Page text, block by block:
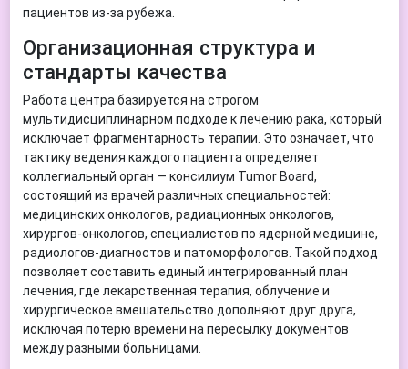
пациентов из-за рубежа.
Организационная структура и
стандарты качества
Работа центра базируется на строгом
мультидисциплинарном подходе к лечению рака, который
исключает фрагментарность терапии. Это означает, что
тактику ведения каждого пациента определяет
коллегиальный орган — консилиум Tumor Board,
состоящий из врачей различных специальностей:
медицинских онкологов, радиационных онкологов,
хирургов-онкологов, специалистов по ядерной медицине,
радиологов-диагностов и патоморфологов. Такой подход
позволяет составить единый интегрированный план
лечения, где лекарственная терапия, облучение и
хирургическое вмешательство дополняют друг друга,
исключая потерю времени на пересылку документов
между разными больницами.